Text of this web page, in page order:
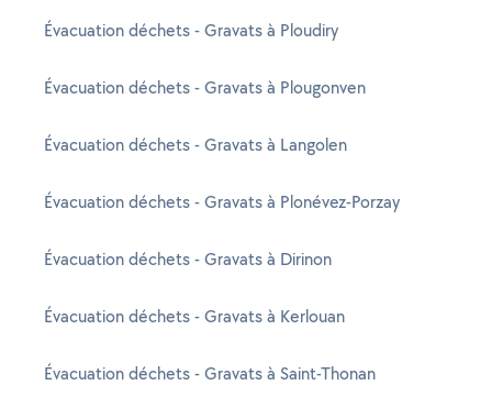
Évacuation déchets - Gravats à Ploudiry
Évacuation déchets - Gravats à Plougonven
Évacuation déchets - Gravats à Langolen
Évacuation déchets - Gravats à Plonévez-Porzay
Évacuation déchets - Gravats à Dirinon
Évacuation déchets - Gravats à Kerlouan
Évacuation déchets - Gravats à Saint-Thonan